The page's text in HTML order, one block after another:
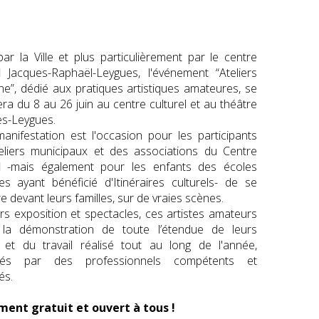
Prévention des cambriolages : adoptons les bons réflexes.
Conseil Local de Sécurité et de Prévention de la Délinquance
Monoxyde de carbone : contrôles gratuitsCarnaval de
L'équipe /
Le Centre
Atelier Création
Résidence
Atelier danse
La ronde des
BibliothèqueHommage à
Ode à la nature :
Collections
Excisum - musée
Patrimoine
Archistoire© Le patrimoine de
Chapelle des Pénitents
Magazine
Forum des
École Municipale
Politique de la Ville :
La Maison de la Vie
Communiquez sur
Création ou modification
Demande de mise à jour du
Vide-greniers :
Demande de
la Ville et plus particulièrement par le centre
Jacques-Raphaël-Leygues, l'événement “Ateliers
dédié aux pratiques artistiques amateures, se
du 8 au 26 juin au centre culturel et au théâtre
Leygues.
est l'occasion pour les participants
municipaux et des associations du Centre
-mais également pour les enfants des écoles
ayant bénéficié d'Itinéraires culturels- de se
devant leurs familles, sur de vraies scènes.
exposition et spectacles, ces artistes amateurs
démonstration de toute l’étendue de leurs
et du travail réalisé tout au long de l'année,
par des professionnels compétents et
gratuit et ouvert à tous !